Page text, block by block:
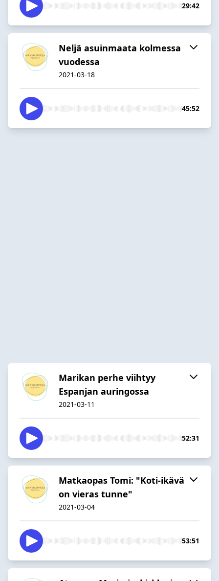
29:42
Neljä asuinmaata kolmessa
vuodessa
2021-03-18
45:52
Marikan perhe viihtyy
Espanjan auringossa
2021-03-11
52:31
Matkaopas Tomi: "Koti-ikävä
on vieras tunne"
2021-03-04
53:51